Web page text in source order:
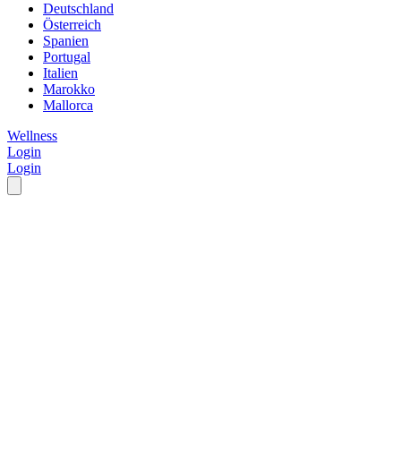
Deutschland
Österreich
Spanien
Portugal
Italien
Marokko
Mallorca
Wellness
Login
Login